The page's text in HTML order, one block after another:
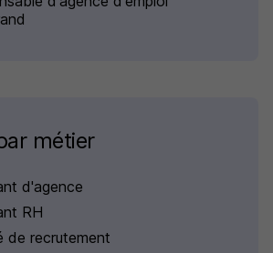
métier
d'agence
RH
de recrutement